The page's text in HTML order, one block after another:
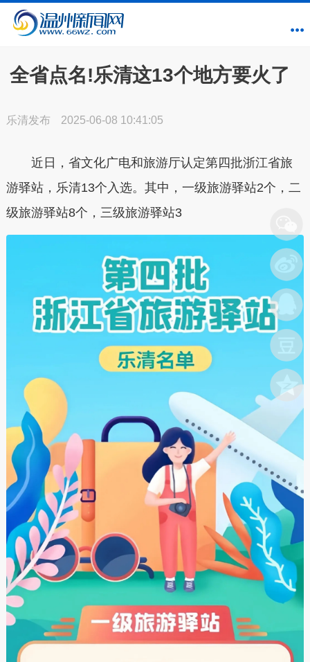
全省点名!乐清这13个地方要火了
乐清发布 2025-06-08 10:41:05
近日，省文化广电和旅游厅认定第四批浙江省旅
游驿站，乐清13个入选。其中，一级旅游驿站2个，二
级旅游驿站8个，三级旅游驿站3